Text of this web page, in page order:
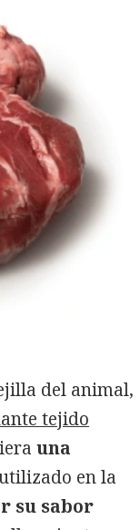
del animal,
tejido
una
en la
su sabor